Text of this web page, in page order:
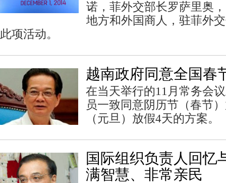
诺，菲外交部长罗萨里奥
地方和外国商人，驻菲外
此项活动。
越南政府同意全国春
在当天举行的11月常务会
员一致同意阴历节（春节
（元旦）放假4天的方案。
国际组织负责人回忆
满智慧、非常亲民